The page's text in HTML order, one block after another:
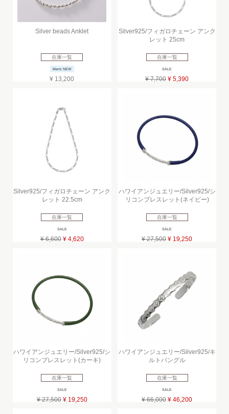
Silver beads Anklet
在庫一覧
Mens NEW
¥ 13,200
Silver925/フィガロチェーン アンク
レット 25cm
在庫一覧
SALE
¥ 7,700 ¥ 5,390
Silver925/フィガロチェーン アンク
レット 22.5cm
在庫一覧
SALE
¥ 6,600 ¥ 4,620
ハワイアンジュエリー/Silver925/シ
リコンブレスレット(ネイビー)
在庫一覧
SALE
¥ 27,500 ¥ 19,250
ハワイアンジュエリー/Silver925/シ
リコンブレスレット(カーキ)
在庫一覧
SALE
¥ 27,500 ¥ 19,250
ハワイアンジュエリー/Silver925/キ
ルトバングル
在庫一覧
SALE
¥ 66,000 ¥ 46,200